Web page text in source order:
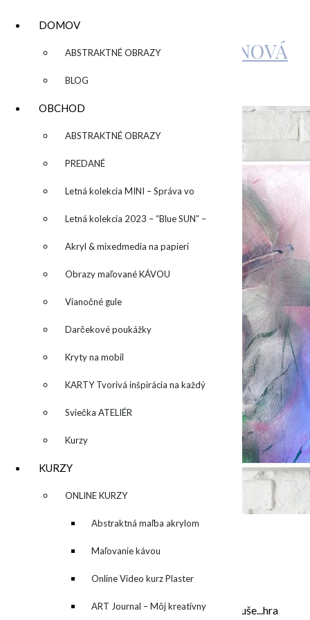
DOMOV
▼ ABSTRAKTNÉ OBRAZY
BLOG
OBCHOD
▼ ABSTRAKTNÉ OBRAZY
PREDANÉ
Letná kolekcia MINI – Správa vo
fľaši
Letná kolekcia 2023 – “Blue SUN” –
“Modré slnko”
Akryl & mixedmedia na papieri
Obrazy maľované KÁVOU
Vianočné gule
Darčekové poukážky
Kryty na mobil
KARTY Tvorivá inšpirácia na každý
deň
Sviečka ATELIÉR
Kurzy
KURZY
▼ ONLINE KURZY
▼ Abstraktná maľba akrylom
(Mixed Media)
Maľovanie kávou
Online Video kurz Plaster
ART
ART Journal – Môj kreatívny
KATARÍNA SUJOVÁ KALMANOVÁ
O MNE – ABOUT ME
Moje maľovanie je intuitívne, sú to príbehy mojej duše...hra